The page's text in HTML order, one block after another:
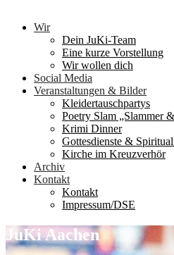
Wir
Dein JuKi-Team
Eine kurze Vorstellung
Wir wollen dich
Social Media
Veranstaltungen & Bilder
Kleidertauschpartys
Poetry Slam „Slammer
Krimi Dinner
Gottesdienste &
Kirche im Kreuzverhör
Archiv
Kontakt
Kontakt
Impressum/DSE
JuKi Aachen